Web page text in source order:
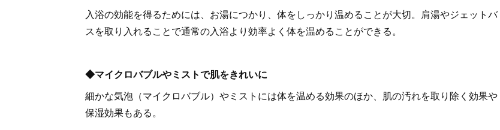
入浴の効能を得るためには、お湯につかり、体をしっかり温めることが大切。肩湯やジェットバ
スを取り入れることで通常の入浴より効率よく体を温めることができる。
◆マイクロバブルやミストで肌をきれいに
細かな気泡（マイクロバブル）やミストには体を温める効果のほか、肌の汚れを取り除く効果や
保湿効果もある。